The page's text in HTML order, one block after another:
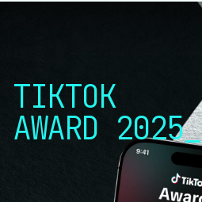
TIKTOK
AWARD 2025_